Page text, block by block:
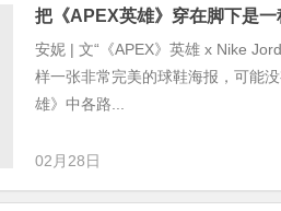
把《APEX英雄》穿在脚下是一
安妮 | 文“《APEX》英雄 x Nike
样一张非常完美的球鞋海报，可能
雄》中各路...
02月28日